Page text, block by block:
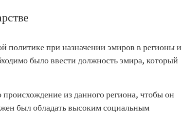
политике при назначении эмиров в регионы и
было ввести должность эмира, который
из данного региона, чтобы он
был обладать высоким социальным